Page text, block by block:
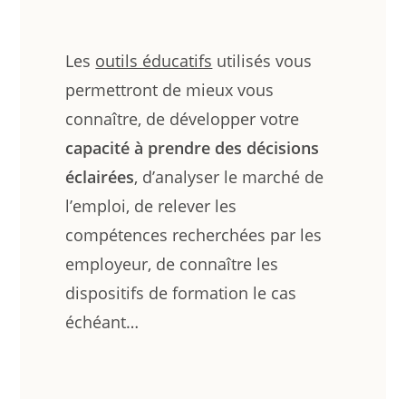
Les outils éducatifs utilisés vous
permettront de mieux vous
connaître, de développer votre
capacité à prendre des décisions
éclairées, d’analyser le marché de
l’emploi, de relever les
compétences recherchées par les
employeur, de connaître les
dispositifs de formation le cas
échéant…